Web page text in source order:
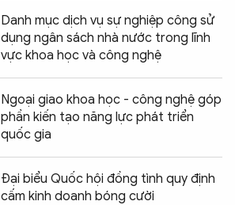
Danh mục dịch vụ sự nghiệp công sử
dụng ngân sách nhà nước trong lĩnh
vực khoa học và công nghệ
Ngoại giao khoa học - công nghệ góp
phần kiến tạo năng lực phát triển
quốc gia
Đại biểu Quốc hội đồng tình quy định
cấm kinh doanh bóng cười